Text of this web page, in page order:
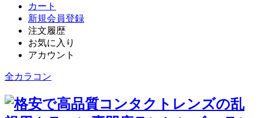
カート
新規会員登録
注文履歴
お気に入り
アカウント
全カラコン